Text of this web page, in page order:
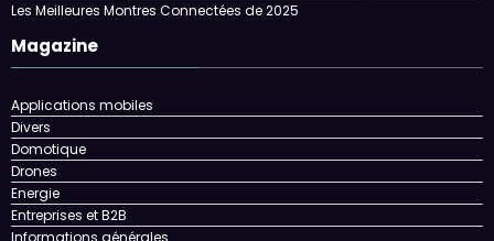
Les Meilleures Montres Connectées de 2025
Magazine
Applications mobiles
Divers
Domotique
Drones
Energie
Entreprises et B2B